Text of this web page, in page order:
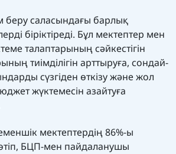
беру саласындағы барлық
біріктіреді. Бұл мектептер мен
талаптарының сәйкестігін
тиімділігін арттыруға, сондай-
сүзгіден өткізу және жол
жүктемесін азайтуға
мектептердің 86%-ы
БЦП-мен пайдаланушы